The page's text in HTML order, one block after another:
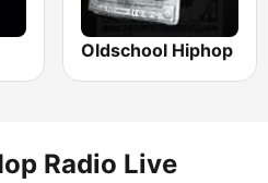
Oldschool Hiphop
Radio Live